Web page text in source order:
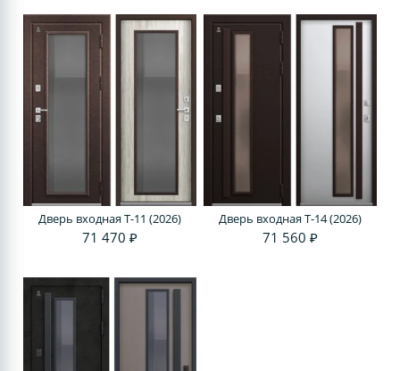
Дверь входная T-11 (2026)
71 470 ₽
Дверь входная T-14 (2026)
71 560 ₽